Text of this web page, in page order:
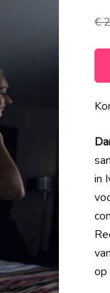
€
in
op